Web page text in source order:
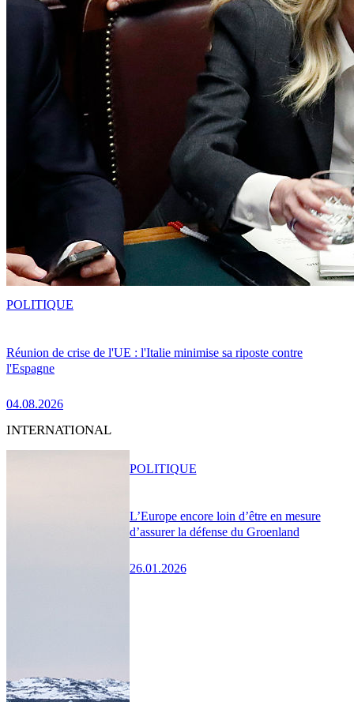
Réunion de crise de l'UE : l'Italie minimise sa riposte contre
l'Espagne
04.08.2026
POLITIQUE
INTERNATIONAL
L’Europe encore loin d’être en mesure
d’assurer la défense du Groenland
26.01.2026
POLITIQUE